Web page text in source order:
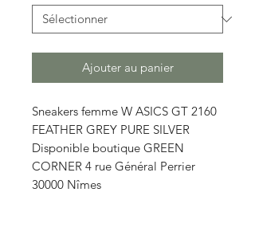
Ajouter au panier
Sneakers femme W ASICS GT 2160
FEATHER GREY PURE SILVER
Disponible boutique GREEN
CORNER 4 rue Général Perrier
30000 Nîmes